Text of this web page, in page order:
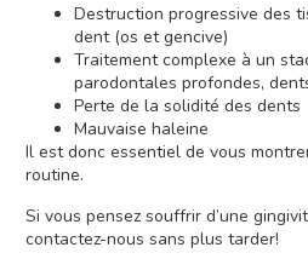
Destruction progressive des
dent (os et gencive)
Traitement complexe à un
parodontales profondes,
Perte de la solidité des dents
Mauvaise haleine
Il est donc essentiel de vous
routine.
Si vous pensez souffrir d’une
contactez-nous sans plus tarder!